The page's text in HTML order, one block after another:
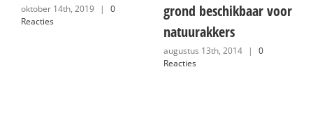
oktober 14th, 2019 |
0
Reacties
grond beschikbaar voor
natuurakkers
augustus 13th, 2014 |
0
Reacties